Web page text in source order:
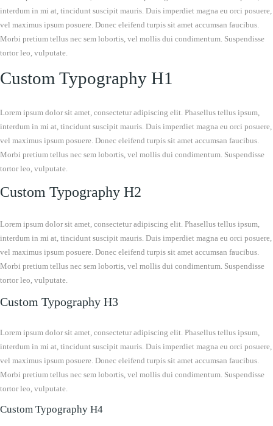
interdum in mi at, tincidunt suscipit mauris. Duis imperdiet magna eu orci posuere,
vel maximus ipsum posuere. Donec eleifend turpis sit amet accumsan faucibus.
Morbi pretium tellus nec sem lobortis, vel mollis dui condimentum. Suspendisse
tortor leo, vulputate.
Custom Typography H1
Lorem ipsum dolor sit amet, consectetur adipiscing elit. Phasellus tellus ipsum,
interdum in mi at, tincidunt suscipit mauris. Duis imperdiet magna eu orci posuere,
vel maximus ipsum posuere. Donec eleifend turpis sit amet accumsan faucibus.
Morbi pretium tellus nec sem lobortis, vel mollis dui condimentum. Suspendisse
tortor leo, vulputate.
Custom Typography H2
Lorem ipsum dolor sit amet, consectetur adipiscing elit. Phasellus tellus ipsum,
interdum in mi at, tincidunt suscipit mauris. Duis imperdiet magna eu orci posuere,
vel maximus ipsum posuere. Donec eleifend turpis sit amet accumsan faucibus.
Morbi pretium tellus nec sem lobortis, vel mollis dui condimentum. Suspendisse
tortor leo, vulputate.
Custom Typography H3
Lorem ipsum dolor sit amet, consectetur adipiscing elit. Phasellus tellus ipsum,
interdum in mi at, tincidunt suscipit mauris. Duis imperdiet magna eu orci posuere,
vel maximus ipsum posuere. Donec eleifend turpis sit amet accumsan faucibus.
Morbi pretium tellus nec sem lobortis, vel mollis dui condimentum. Suspendisse
tortor leo, vulputate.
Custom Typography H4